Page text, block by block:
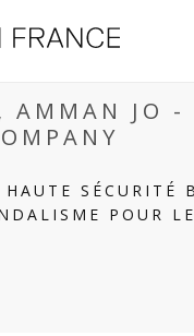
AMMAN JO -
HAUTE SÉCURITÉ
POUR